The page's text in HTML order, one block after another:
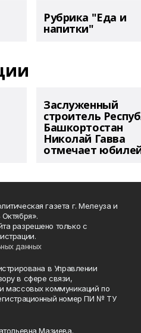
Рубрика "Еда и
напитки"
Заслуженный
строитель
Башкортостан
Николай Гавва
отмечает
газета г. Мелеуза и
разрешено только с
данных
в Управлении
в сфере связи,
массовых коммуникаций по
номер ПИ № ТУ
Мазиева.